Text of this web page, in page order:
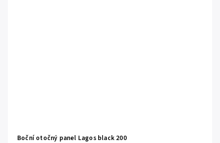
Boční otočný panel Lagos black 200